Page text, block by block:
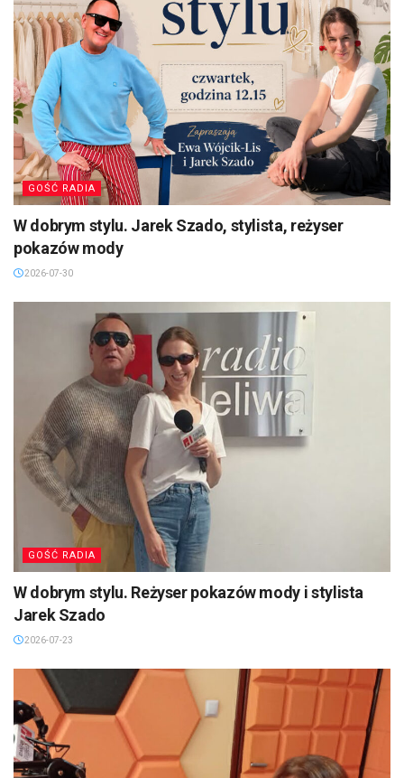
GOŚĆ RADIA
W dobrym stylu. Jarek Szado, stylista, reżyser
pokazów mody
2026-07-30
GOŚĆ RADIA
W dobrym stylu. Reżyser pokazów mody i stylista
Jarek Szado
2026-07-23